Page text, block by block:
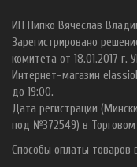
ИП Пипко Вячеслав
Зарегистрировано
комитета от 18.01.2017 г.
Интернет-магазин
до 19:00.
Дата регистрации
под №372549) в Торговом
Способы оплаты товаров